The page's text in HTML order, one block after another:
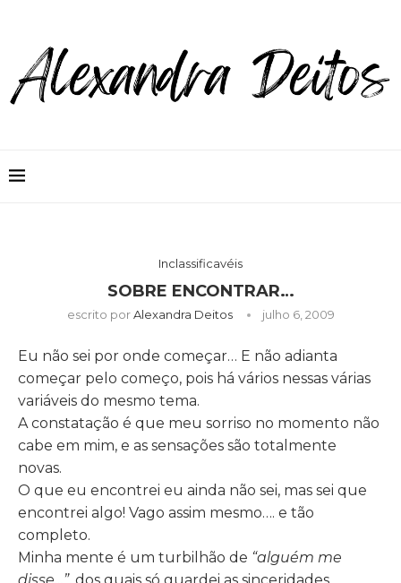
Inclassificavéis
SOBRE ENCONTRAR…
escrito porAlexandra Deitos julho 6, 2009
Eu não sei por onde começar… E não adianta
começar pelo começo, pois há vários nessas várias
variáveis do mesmo tema.
A constatação é que meu sorriso no momento não
cabe em mim, e as sensações são totalmente
novas.
O que eu encontrei eu ainda não sei, mas sei que
encontrei algo! Vago assim mesmo…. e tão
completo.
Minha mente é um turbilhão de “alguém me